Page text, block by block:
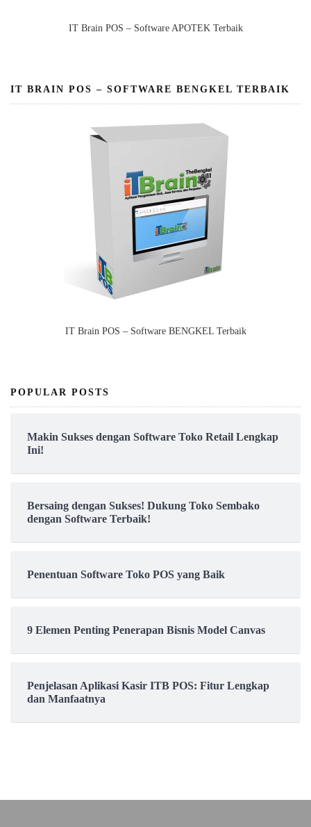
IT Brain POS – Software APOTEK Terbaik
IT BRAIN POS – SOFTWARE BENGKEL TERBAIK
IT Brain POS – Software BENGKEL Terbaik
POPULAR POSTS
Makin Sukses dengan Software Toko Retail Lengkap
Ini!
Bersaing dengan Sukses! Dukung Toko Sembako
dengan Software Terbaik!
Penentuan Software Toko POS yang Baik
9 Elemen Penting Penerapan Bisnis Model Canvas
Penjelasan Aplikasi Kasir ITB POS: Fitur Lengkap
dan Manfaatnya